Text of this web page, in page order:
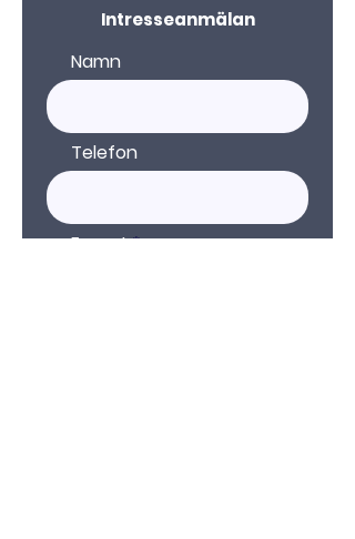
Intresseanmälan
Namn
Telefon
E-post